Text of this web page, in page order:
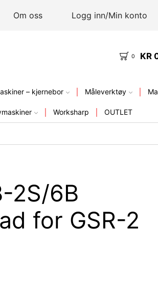
Om oss Logg inn/Min konto
KVALITETSVERKTØY – FRA LAGER I0 KR
– kjernebor Måleverktøy
Worksharp OUTLET
2S/6B
for GSR-2